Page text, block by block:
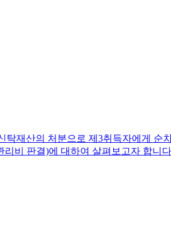
재산의 처분으로 제3취득자에게 순
리비 판결)에 대하여 살펴보고자 합니
로 인정되는 신탁원부에 신탁부동산
앞으로